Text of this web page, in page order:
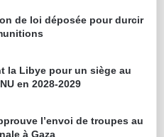
de loi déposée pour durcir
la Libye pour un siège au
en 2028-2029
l’envoi de troupes au
à Gaza